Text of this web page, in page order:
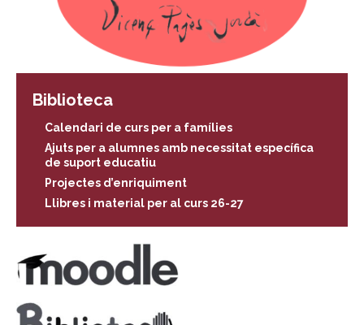
Biblioteca
Calendari de curs per a famílies
Ajuts per a alumnes amb necessitat específica
de suport educatiu
Projectes d’enriquiment
Llibres i material per al curs 26-27